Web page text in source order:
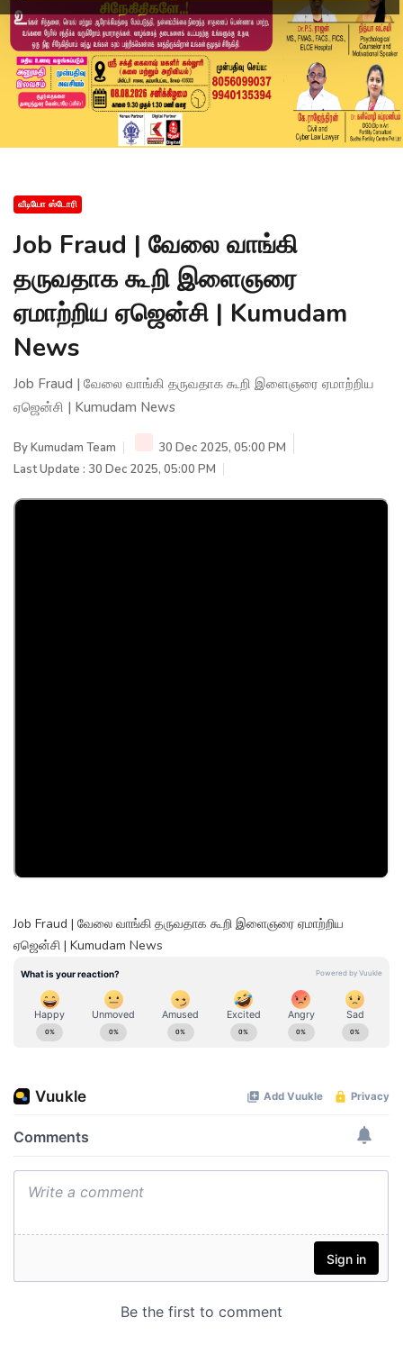
வீடியோ ஸ்டோரி
Job Fraud | வேலை வாங்கி
தருவதாக கூறி இளைஞரை
ஏமாற்றிய ஏஜென்சி | Kumudam
News
Job Fraud | வேலை வாங்கி தருவதாக கூறி இளைஞரை ஏமாற்றிய
ஏஜென்சி | Kumudam News
ByKumudam Team
30 Dec 2025, 05:00 PM
Last Update : 30 Dec 2025, 05:00 PM
Job Fraud | வேலை வாங்கி தருவதாக கூறி இளைஞரை ஏமாற்றிய
ஏஜென்சி | Kumudam News